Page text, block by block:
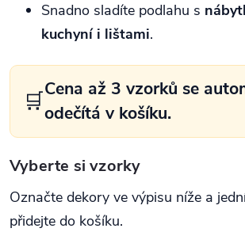
Snadno sladíte podlahu s
kuchyní i lištami.
🛒Cena až 3 vzorků se
odečítá v košíku.
Vyberte si vzorky
Označte dekory ve výpisu níže a
přidejte do košíku.